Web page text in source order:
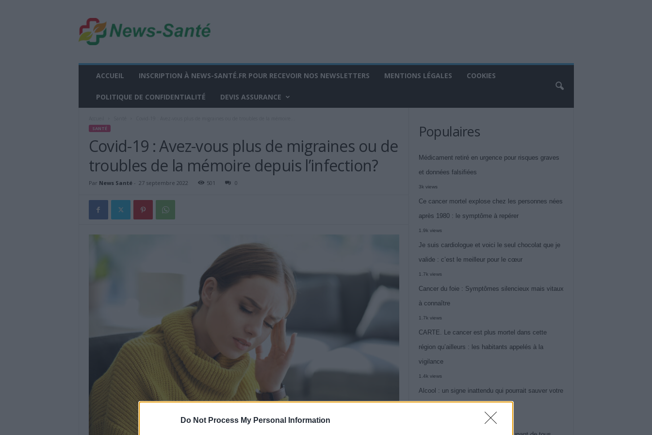
Do Not Process My Personal Information
w
s
ACCUEIL INSCRIPTION À NEWS-SANTÉ.FR POUR RECEVOIR NOS NEWSLETTERS MENTIONS LÉGALES COOKIES
POLITIQUE DE CONFIDENTIALITÉ DEVIS ASSURANCE
SANTÉ
Covid-19 : Avez-vous plus de migraines ou de
troubles de la mémoire depuis l’infection?
Par News Santé- 27 septembre 2022 501 0
Populaires
Médicament retiré en urgence pour risques graves
et données falsifiées
3k views
Ce cancer mortel explose chez les personnes nées
après 1980 : le symptôme à repérer
1.9k views
Je suis cardiologue et voici le seul chocolat que je
valide : c’est le meilleur pour le cœur
1.7k views
Cancer du foie : Symptômes silencieux mais vitaux
à connaître
1.7k views
CARTE. Le cancer est plus mortel dans cette
région qu’ailleurs : les habitants appelés à la
vigilance
1.4k views
Alcool : un signe inattendu qui pourrait sauver votre